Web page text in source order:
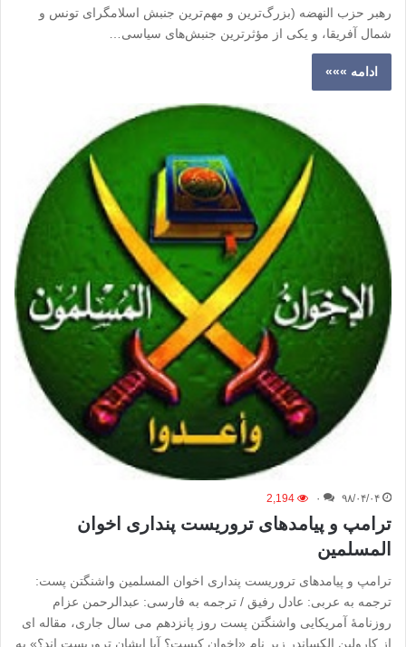
رهبر حزب النهضه (بزرگ‌ترین و مهم‌ترین جنبش اسلامگرای تونس و
شمال آفریقا، و یکی از مؤثرترین جنبش‌های سیاسی…
ادامه »»»
۹۸/۰۴/۰۴ ۰ 2,194
ترامپ و پیامدهای تروریست پنداری اخوان
المسلمین
ترامپ و پیامدهای تروریست پنداری اخوان المسلمین واشنگتن پست:
ترجمه به عربی: عادل رفیق / ترجمه به فارسی: عبدالرحمن عزام
روزنامۀ آمریکایی واشنگتن پست روز پانزدهم می سال جاری، مقاله ای
از کارولین الکساندر زیر نام «اخوان کیست؟ آیا ایشان تروریست اند؟» به